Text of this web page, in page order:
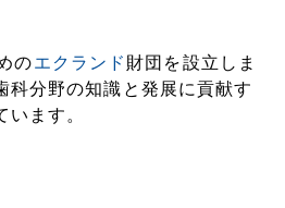
のエクランド財団を設立しま
分野の知識と発展に貢献す
ます。